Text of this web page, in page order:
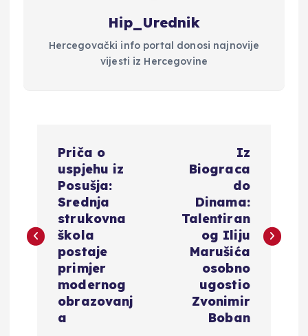
Hip_Urednik
Hercegovački info portal donosi najnovije
vijesti iz Hercegovine
i
Priča o
uspjehu iz
Posušja:
Srednja
strukovna
škola
postaje
primjer
modernog
obrazovanj
a
Iz
Biograca
do
Dinama:
Talentiran
og Iliju
Marušića
osobno
ugostio
Zvonimir
Boban